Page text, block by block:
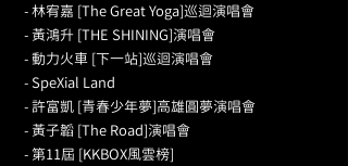
- 林宥嘉 [The Great Yoga]巡迴演唱會
- 黃鴻升 [THE SHINING]演唱會
- 動力火車 [下一站]巡迴演唱會
- SpeXial Land
- 許富凱 [青春少年夢]高雄圓夢演唱會
- 黃子韜 [The Road]演唱會
- 第11屆 [KKBOX風雲榜]